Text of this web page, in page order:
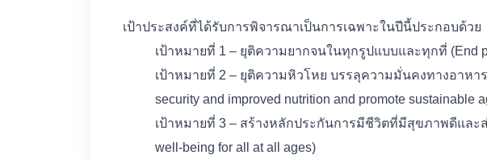
เป้าประสงค์ที่ได้รับการพิจารณาเป็นการเฉพาะในปีนี้ประกอบด้วย
เป้าหมายที่ 1 – ยุติความยากจนในทุกรูปแบบและทุกที่ (End
เป้าหมายที่ 2 – ยุติความหิวโหย บรรลุความมั่นคงทางอาหา
security and improved nutrition and promote sustainable
เป้าหมายที่ 3 – สร้างหลักประกันการมีชีวิตที่มีสุขภาพดีและ
well-being for all at all ages)